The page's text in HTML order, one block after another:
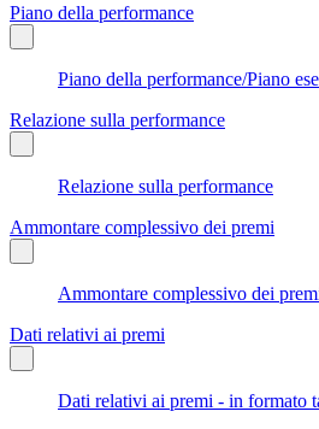
Piano della performance
Piano della performance/Piano
Relazione sulla performance
Relazione sulla performance
Ammontare complessivo dei premi
Ammontare complessivo dei
Dati relativi ai premi
Dati relativi ai premi - in formato